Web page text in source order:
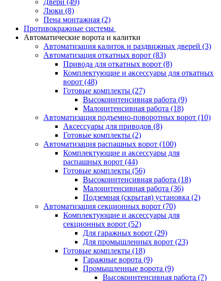
Двери (49)
Люки (8)
Пена монтажная (2)
Противокражные системы
Автоматические ворота и калитки
Автоматизация калиток и раздвижных дверей (3)
Автоматизация откатных ворот (83)
Привода для откатных ворот (8)
Комплектующие и аксессуары для откатных
ворот (48)
Готовые комплекты (27)
Высокоинтенсивная работа (9)
Малоинтенсивная работа (18)
Автоматизация подъемно-поворотных ворот (10)
Аксессуары для приводов (8)
Готовые комплекты (2)
Автоматизация распашных ворот (100)
Комплектующие и аксессуары для
распашных ворот (44)
Готовые комплекты (56)
Высокоинтенсивная работа (18)
Малоинтенсивная работа (36)
Подземная (скрытая) установка (2)
Автоматизация секционных ворот (70)
Комплектующие и аксессуары для
секционных ворот (52)
Для гаражных ворот (29)
Для промышленных ворот (23)
Готовые комплекты (18)
Гаражные ворота (9)
Промышленные ворота (9)
Высокоинтенсивная работа (7)